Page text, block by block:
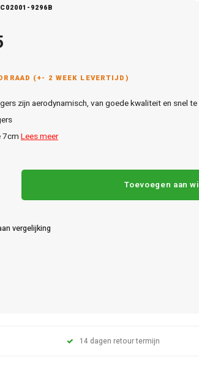
9296B
(+- 2 WEEK LEVERTIJD)
zijn aerodynamisch, van goede kwaliteit en snel
7cm Lees meer
Toevoegen aan
vergelijking
14 dagen retour termijn